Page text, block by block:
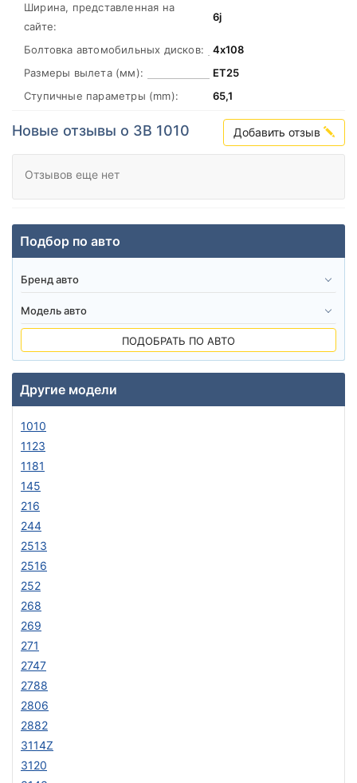
Ширина, представленная на
сайте:
6j
Болтовка автомобильных дисков:
4х108
Размеры вылета (мм):
ЕТ25
Ступичные параметры (mm):
65,1
Новые отзывы о ЗВ 1010 Добавить отзыв
Отзывов еще нет
Подбор по авто
ПОДОБРАТЬ ПО АВТО
Другие модели
1010
1123
1181
145
216
244
2513
2516
252
268
269
271
2747
2788
2806
2882
3114Z
3120